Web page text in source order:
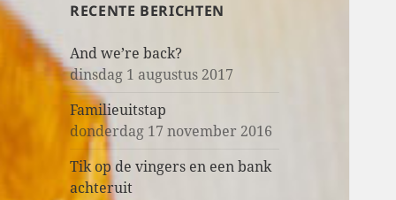
RECENTE BERICHTEN
And we’re back?
dinsdag 1 augustus 2017
Familieuitstap
donderdag 17 november 2016
Tik op de vingers en een bank
achteruit